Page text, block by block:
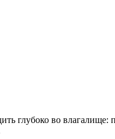
глубоко во